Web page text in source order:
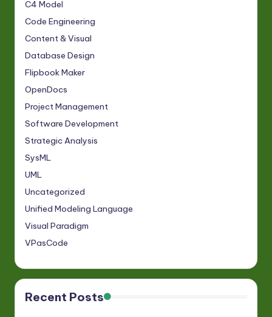
C4 Model
Code Engineering
Content & Visual
Database Design
Flipbook Maker
OpenDocs
Project Management
Software Development
Strategic Analysis
SysML
UML
Uncategorized
Unified Modeling Language
Visual Paradigm
VPasCode
Recent Posts